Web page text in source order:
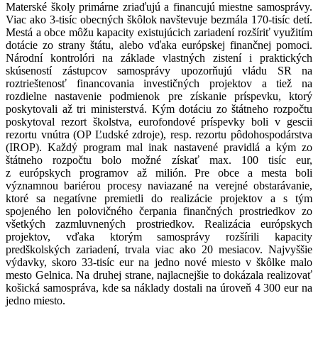
Materské školy primárne zriaďujú a financujú miestne samosprávy.
Viac ako 3-tisíc obecných škôlok navštevuje bezmála 170-tisíc detí.
Mestá a obce môžu kapacity existujúcich zariadení rozšíriť využitím
dotácie zo strany štátu, alebo vďaka európskej finančnej pomoci.
Národní kontrolóri na základe vlastných zistení i praktických
skúseností zástupcov samosprávy upozorňujú vládu SR na
roztrieštenosť financovania investičných projektov a tiež na
rozdielne nastavenie podmienok pre získanie príspevku, ktorý
poskytovali až tri ministerstvá. Kým dotáciu zo štátneho rozpočtu
poskytoval rezort školstva, eurofondové príspevky boli v gescii
rezortu vnútra (OP Ľudské zdroje), resp. rezortu pôdohospodárstva
(IROP). Každý program mal inak nastavené pravidlá a kým zo
štátneho rozpočtu bolo možné získať max. 100 tisíc eur,
z európskych programov až milión. Pre obce a mesta boli
významnou bariérou procesy naviazané na verejné obstarávanie,
ktoré sa negatívne premietli do realizácie projektov a s tým
spojeného len polovičného čerpania finančných prostriedkov zo
všetkých zazmluvnených prostriedkov. Realizácia európskych
projektov, vďaka ktorým samosprávy rozšírili kapacity
predškolských zariadení, trvala viac ako 20 mesiacov. Najvyššie
výdavky, skoro 33-tisíc eur na jedno nové miesto v škôlke malo
mesto Gelnica. Na druhej strane, najlacnejšie to dokázala realizovať
košická samospráva, kde sa náklady dostali na úroveň 4 300 eur na
jedno miesto.